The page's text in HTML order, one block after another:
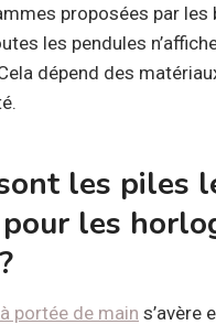
proposées par les
les pendules
dépend des
les piles
les
portée de main s’avère